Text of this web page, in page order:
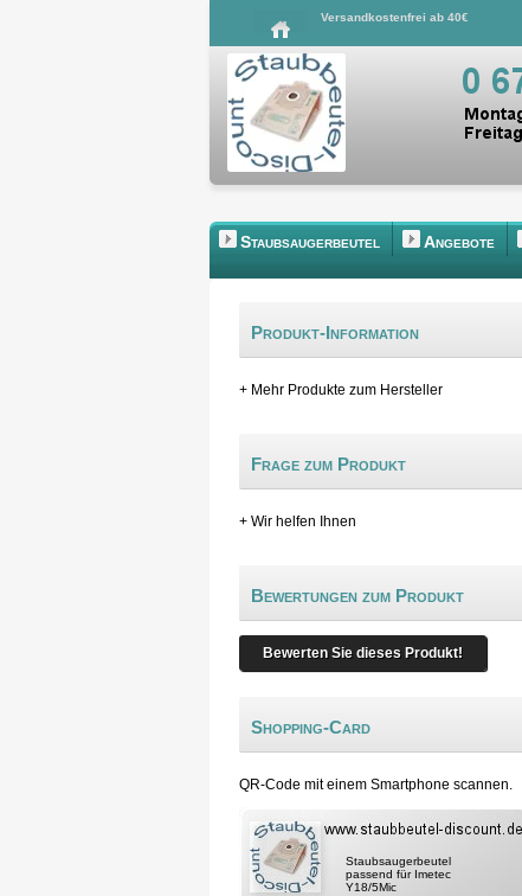
Versandkostenfrei ab 40€
Staubsaugerbeutel Angebote
Produkt-Information
+ Mehr Produkte zum Hersteller
Frage zum Produkt
+ Wir helfen Ihnen
Bewertungen zum Produkt
Bewerten Sie dieses Produkt!
Shopping-Card
QR-Code mit einem Smartphone scannen.
Staubsaugerbeutel
passend für Imetec
Y18/5Mic